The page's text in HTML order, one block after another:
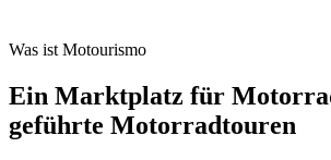
Was ist Motourismo
Ein Marktplatz für
geführte Motorradtouren